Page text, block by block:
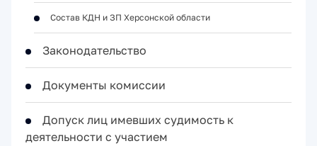
Состав КДН и ЗП Херсонской области
Законодательство
Документы комиссии
Допуск лиц имевших судимость к
деятельности с участием